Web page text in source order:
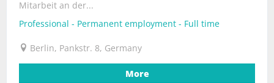
Mitarbeit an der...
Professional - Permanent employment - Full time
Berlin, Pankstr. 8, Germany
More